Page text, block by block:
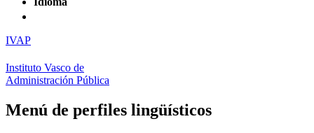
IVAP
Instituto Vasco de
Administración Pública
Menú de perfiles lingüísticos